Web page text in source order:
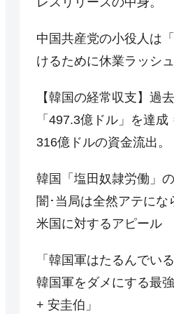
中国共産党の小役人は
けるために休業ラッシュ
【韓国の経常収支】過
「497.3億ドル」を達
316億ドルの資金流出。
韓国「塩田奴隷労働」
闇･当局は全然アテにな
米国に対するアピール
「韓国軍はたるんでい
韓国軍をダメにする最
+ 安圭伯」